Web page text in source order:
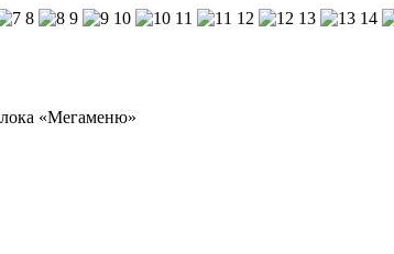
8 9 10 11 12 13 14
«Мегаменю»